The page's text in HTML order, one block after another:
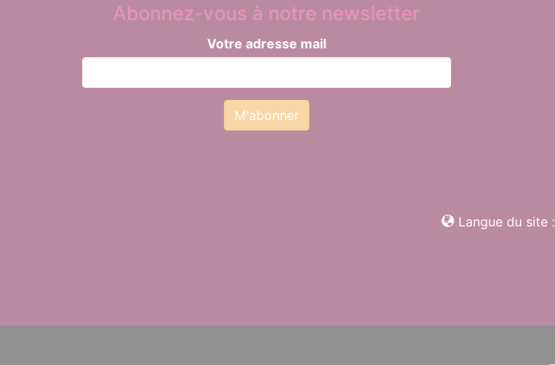
Abonnez-vous à notre newsletter
Votre adresse mail
Langue du site :